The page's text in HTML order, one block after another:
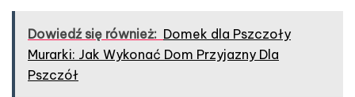
Dowiedź się również: Domek dla Pszczoły
Murarki: Jak Wykonać Dom Przyjazny Dla
Pszczół